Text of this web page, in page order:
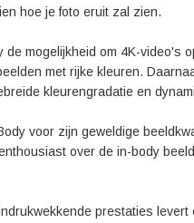
hoe je foto eruit zal zien.
de mogelijkheid om 4K-video's
met rijke kleuren.
kleurengradatie en
voor zijn geweldige
over de in-body
prestaties